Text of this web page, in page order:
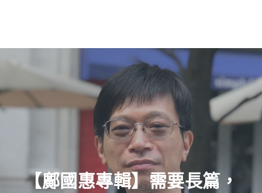
【鄺國惠專輯】需要長篇，